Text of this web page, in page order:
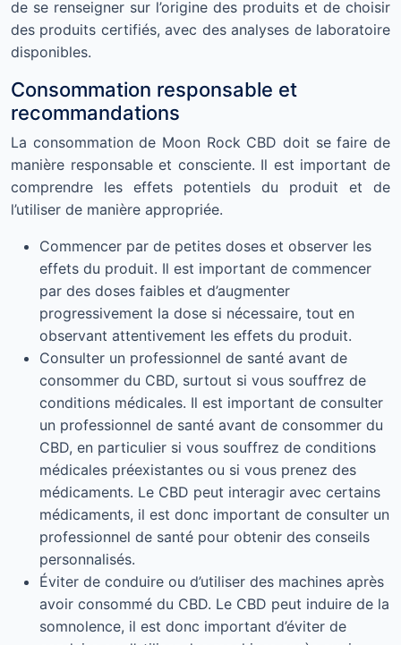
de se renseigner sur l’origine des produits et de choisir
des produits certifiés, avec des analyses de laboratoire
disponibles.
Consommation responsable et
recommandations
La consommation de Moon Rock CBD doit se faire de
manière responsable et consciente. Il est important de
comprendre les effets potentiels du produit et de
l’utiliser de manière appropriée.
Commencer par de petites doses et observer les
effets du produit. Il est important de commencer
par des doses faibles et d’augmenter
progressivement la dose si nécessaire, tout en
observant attentivement les effets du produit.
Consulter un professionnel de santé avant de
consommer du CBD, surtout si vous souffrez de
conditions médicales. Il est important de consulter
un professionnel de santé avant de consommer du
CBD, en particulier si vous souffrez de conditions
médicales préexistantes ou si vous prenez des
médicaments. Le CBD peut interagir avec certains
médicaments, il est donc important de consulter un
professionnel de santé pour obtenir des conseils
personnalisés.
Éviter de conduire ou d’utiliser des machines après
avoir consommé du CBD. Le CBD peut induire de la
somnolence, il est donc important d’éviter de